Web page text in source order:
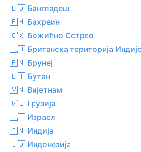
🇧🇩 Бангладеш
🇧🇭 Бахреин
🇨🇽 Божићно Острво
🇮🇴 Британска територија
🇧🇳 Брунеј
🇧🇹 Бутан
🇻🇳 Вијетнам
🇬🇪 Грузија
🇮🇱 Израел
🇮🇳 Индија
🇮🇩 Индонезија